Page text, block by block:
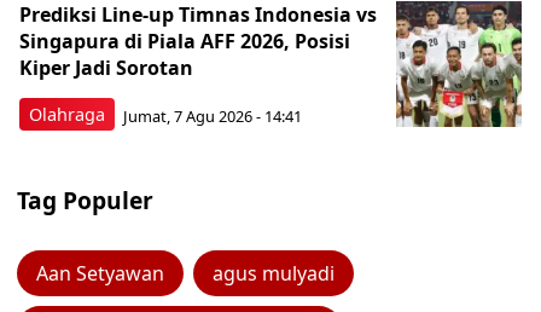
Olahraga
Prediksi Line-up Timnas Indonesia vs
Singapura di Piala AFF 2026, Posisi
Kiper Jadi Sorotan
Jumat, 7 Agu 2026 - 14:41
Tag Populer
Aan Setyawan agus mulyadi